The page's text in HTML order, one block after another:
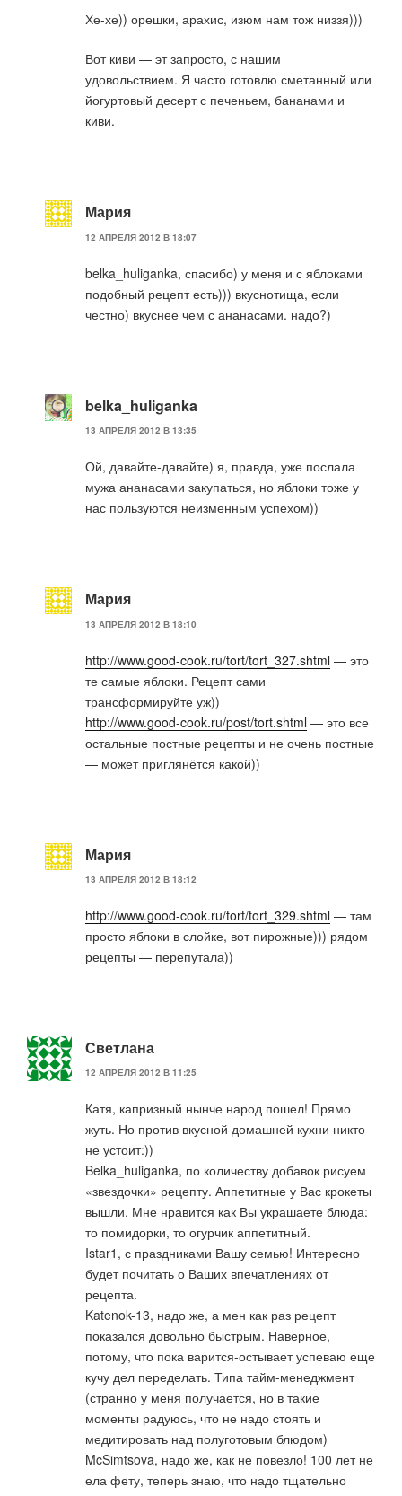
Хе-хе)) орешки, арахис, изюм нам тож низзя)))
Вот киви — эт запросто, с нашим
удовольствием. Я часто готовлю сметанный или
йогуртовый десерт с печеньем, бананами и
киви.
Мария
12 АПРЕЛЯ 2012 В 18:07
belka_huliganka, спасибо) у меня и с яблоками
подобный рецепт есть))) вкуснотища, если
честно) вкуснее чем с ананасами. надо?)
belka_huliganka
13 АПРЕЛЯ 2012 В 13:35
Ой, давайте-давайте) я, правда, уже послала
мужа ананасами закупаться, но яблоки тоже у
нас пользуются неизменным успехом))
Мария
13 АПРЕЛЯ 2012 В 18:10
http://www.good-cook.ru/tort/tort_327.shtml — это
те самые яблоки. Рецепт сами
трансформируйте уж))
http://www.good-cook.ru/post/tort.shtml — это все
остальные постные рецепты и не очень постные
— может приглянётся какой))
Мария
13 АПРЕЛЯ 2012 В 18:12
http://www.good-cook.ru/tort/tort_329.shtml — там
просто яблоки в слойке, вот пирожные))) рядом
рецепты — перепутала))
Светлана
12 АПРЕЛЯ 2012 В 11:25
Катя, капризный нынче народ пошел! Прямо
жуть. Но против вкусной домашней кухни никто
не устоит:))
Belka_huliganka, по количеству добавок рисуем
«звездочки» рецепту. Аппетитные у Вас крокеты
вышли. Мне нравится как Вы украшаете блюда:
то помидорки, то огурчик аппетитный.
Istar1, с праздниками Вашу семью! Интересно
будет почитать о Ваших впечатлениях от
рецепта.
Katenok-13, надо же, а мен как раз рецепт
показался довольно быстрым. Наверное,
потому, что пока варится-остывает успеваю еще
кучу дел переделать. Типа тайм-менеджмент
(странно у меня получается, но в такие
моменты радуюсь, что не надо стоять и
медитировать над полуготовым блюдом)
McSimtsova, надо же, как не повезло! 100 лет не
ела фету, теперь знаю, что надо тщательно